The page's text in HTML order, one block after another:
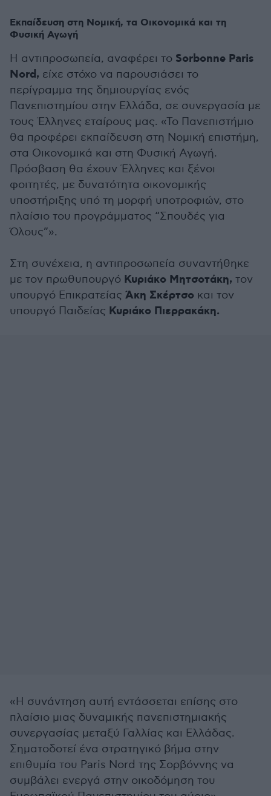
Εκπαίδευση στη Νομική, τα Οικονομικά και τη
Φυσική Αγωγή
Η αντιπροσωπεία, αναφέρει το Sorbonne Paris
Nord, είχε στόχο να παρουσιάσει το
περίγραμμα της δημιουργίας ενός
Πανεπιστημίου στην Ελλάδα, σε συνεργασία με
τους Έλληνες εταίρους μας. «Το Πανεπιστήμιο
θα προφέρει εκπαίδευση στη Νομική επιστήμη,
στα Οικονομικά και στη Φυσική Αγωγή.
Πρόσβαση θα έχουν Έλληνες και ξένοι
φοιτητές, με δυνατότητα οικονομικής
υποστήριξης υπό τη μορφή υποτροφιών, στο
πλαίσιο του προγράμματος “Σπουδές για
Όλους”».
Στη συνέχεια, η αντιπροσωπεία συναντήθηκε
με τον πρωθυπουργό Κυριάκο Μητσοτάκη, τον
υπουργό Επικρατείας Άκη Σκέρτσο και τον
υπουργό Παιδείας Κυριάκο Πιερρακάκη.
«Η συνάντηση αυτή εντάσσεται επίσης στο
πλαίσιο μιας δυναμικής πανεπιστημιακής
συνεργασίας μεταξύ Γαλλίας και Ελλάδας.
Σηματοδοτεί ένα στρατηγικό βήμα στην
επιθυμία του Paris Nord της Σορβόννης να
συμβάλει ενεργά στην οικοδόμηση του